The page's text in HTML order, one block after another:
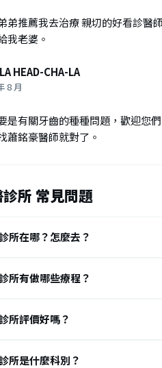
弟推薦我去治療 親切的好看診醫師
我老婆。
HEAD-CHA-LA
8 月
是有關牙齒的種種問題，歡迎您們
蕭銘豪醫師就對了。
所 常見問題
所在哪？怎麼去？
所有做哪些療程？
所評價好嗎？
所是什麼科別？